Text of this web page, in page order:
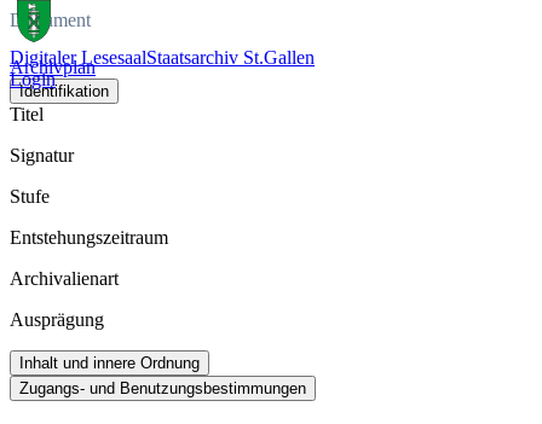
Digitaler LesesaalStaatsarchiv St.Gallen
Login
Dokument
Archivplan
Identifikation
Titel
Signatur
Stufe
Entstehungszeitraum
Archivalienart
Ausprägung
Inhalt und innere Ordnung
Zugangs- und Benutzungsbestimmungen